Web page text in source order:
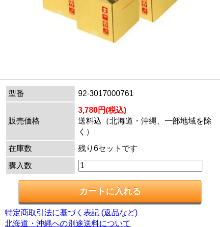
型番 92-3017000761
販売価格
3,780円(税込)
送料込（北海道・沖縄、一部地域を除
く）
在庫数
残り6セットです
購入数
特定商取引法に基づく表記 (返品など)
北海道・沖縄への別途送料について